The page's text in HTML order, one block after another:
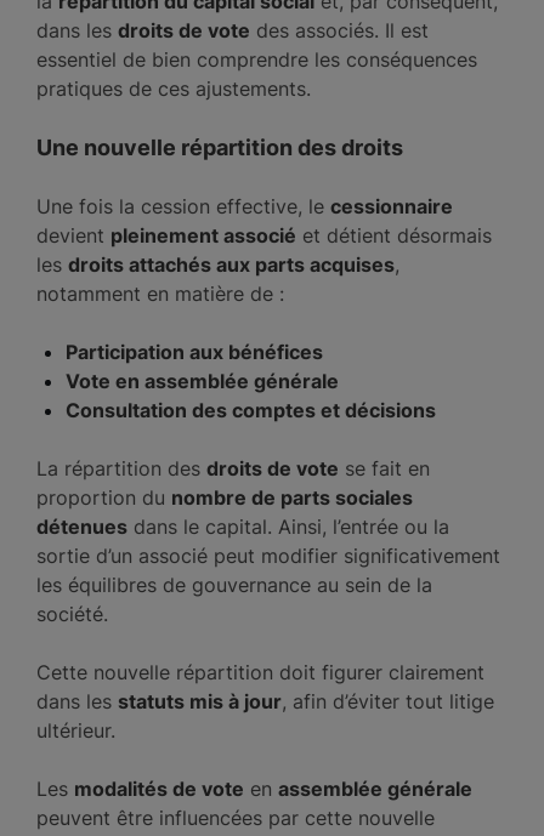
dans les droits de vote des associés. Il est
essentiel de bien comprendre les conséquences
pratiques de ces ajustements.
Une nouvelle répartition des droits
Une fois la cession effective, le cessionnaire
devient pleinement associé et détient désormais
les droits attachés aux parts acquises,
notamment en matière de :
Participation aux bénéfices
Vote en assemblée générale
Consultation des comptes et décisions
La répartition des droits de vote se fait en
proportion du nombre de parts sociales
détenues dans le capital. Ainsi, l’entrée ou la
sortie d’un associé peut modifier significativement
les équilibres de gouvernance au sein de la
société.
Cette nouvelle répartition doit figurer clairement
dans les statuts mis à jour, afin d’éviter tout litige
ultérieur.
Les modalités de vote en assemblée générale
peuvent être influencées par cette nouvelle